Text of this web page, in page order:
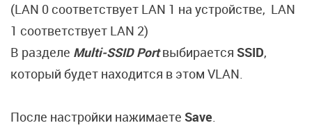
(LAN 0 соответствует LAN 1 на устройстве, LAN
1 соответствует LAN 2)
В разделе Multi-SSID Portвыбирается SSID,
который будет находится в этом VLAN.
После настройки нажимаете Save.